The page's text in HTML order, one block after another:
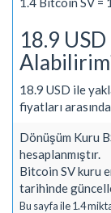
18.9
18.9 USD ile
fiyatları
Dönüşüm Kuru
hesaplanmıştır.
Bitcoin SV kuru
tarihinde
Bu sayfa ile 1.4